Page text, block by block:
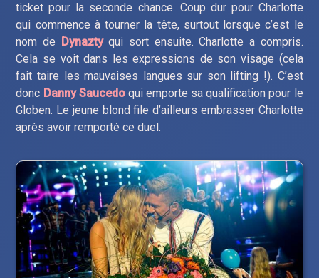
ticket pour la seconde chance. Coup dur pour Charlotte
qui commence à tourner la tête, surtout lorsque c’est le
nom de
Dynaztyqui sort ensuite. Charlotte a compris.
Cela se voit dans les expressions de son visage (cela
fait taire les mauvaises langues sur son lifting !). C’est
donc Danny Saucedoqui emporte sa qualification pour le
Globen. Le jeune blond file d’ailleurs embrasser Charlotte
après avoir remporté ce duel.